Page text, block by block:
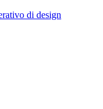
di design